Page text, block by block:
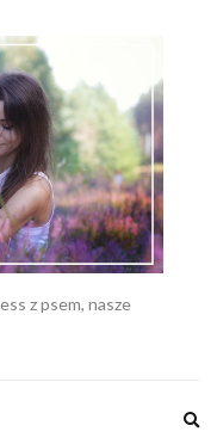
z psem, nasze